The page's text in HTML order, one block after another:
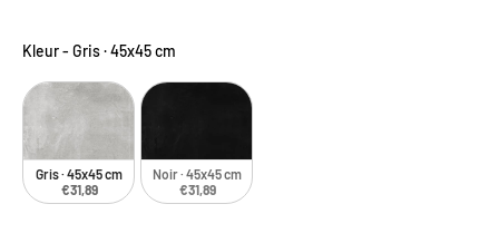
Kleur- Gris · 45x45 cm
Gris · 45x45 cm
€31,89
Noir · 45x45 cm
€31,89